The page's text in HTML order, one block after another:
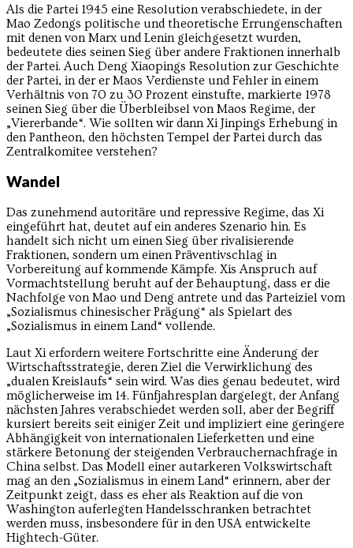
Als die Partei 1945 eine Resolution verabschiedete, in der
Mao Zedongs politische und theoretische Errungenschaften
mit denen von Marx und Lenin gleichgesetzt wurden,
bedeutete dies seinen Sieg über andere Fraktionen innerhalb
der Partei. Auch Deng Xiaopings Resolution zur Geschichte
der Partei, in der er Maos Verdienste und Fehler in einem
Verhältnis von 70 zu 30 Prozent einstufte, markierte 1978
seinen Sieg über die Überbleibsel von Maos Regime, der
„Viererbande“. Wie sollten wir dann Xi Jinpings Erhebung in
den Pantheon, den höchsten Tempel der Partei durch das
Zentralkomitee verstehen?
Wandel
Das zunehmend autoritäre und repressive Regime, das Xi
eingeführt hat, deutet auf ein anderes Szenario hin. Es
handelt sich nicht um einen Sieg über rivalisierende
Fraktionen, sondern um einen Präventivschlag in
Vorbereitung auf kommende Kämpfe. Xis Anspruch auf
Vormachtstellung beruht auf der Behauptung, dass er die
Nachfolge von Mao und Deng antrete und das Parteiziel vom
„Sozialismus chinesischer Prägung“ als Spielart des
„Sozialismus in einem Land“ vollende.
Laut Xi erfordern weitere Fortschritte eine Änderung der
Wirtschaftsstrategie, deren Ziel die Verwirklichung des
„dualen Kreislaufs“ sein wird. Was dies genau bedeutet, wird
möglicherweise im 14. Fünfjahresplan dargelegt, der Anfang
nächsten Jahres verabschiedet werden soll, aber der Begriff
kursiert bereits seit einiger Zeit und impliziert eine geringere
Abhängigkeit von internationalen Lieferketten und eine
stärkere Betonung der steigenden Verbrauchernachfrage in
China selbst. Das Modell einer autarkeren Volkswirtschaft
mag an den „Sozialismus in einem Land“ erinnern, aber der
Zeitpunkt zeigt, dass es eher als Reaktion auf die von
Washington auferlegten Handelsschranken betrachtet
werden muss, insbesondere für in den USA entwickelte
Hightech-Güter.